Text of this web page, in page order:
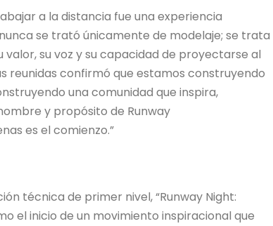
a la distancia fue una experiencia
se trató únicamente de modelaje; se trata
su voz y su capacidad de proyectarse al
reunidas confirmó que estamos construyendo
una comunidad que inspira,
y propósito de Runway
es el comienzo.”
técnica de primer nivel, “Runway Night:
el inicio de un movimiento inspiracional que